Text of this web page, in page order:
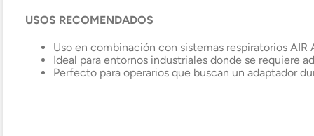
USOS RECOMENDADOS
Uso en combinación con sistemas respiratorios AIR
Ideal para entornos industriales donde se requiere
Perfecto para operarios que buscan un adaptador